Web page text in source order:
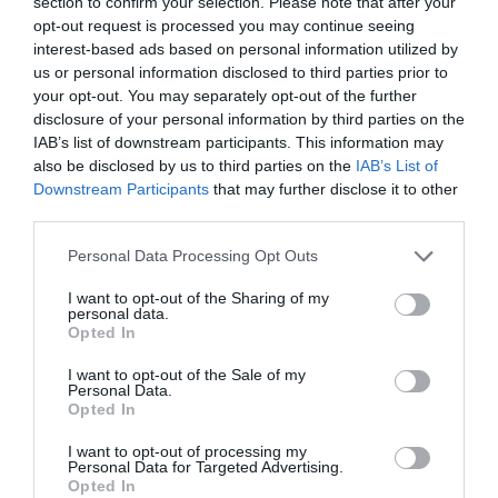
opt-out request is processed you may continue seeing
interest-based ads based on personal information utilized by
us or personal information disclosed to third parties prior to
your opt-out. You may separately opt-out of the further
disclosure of your personal information by third parties on the
IAB’s list of downstream participants. This information may
also be disclosed by us to third parties on the IAB’s List of
Downstream Participants that may further disclose it to other
Please note that this website/app uses one or more Google
not limited to your visit or usage behaviour. You may click to
grant or deny consent to Google and its third-party tags to
use your data for below specified purposes in below Google
consent section.
Personal Data Processing Opt Outs
I want to opt-out of the Sharing of my
personal data.
Opted In
I want to opt-out of the Sale of my
Personal Data.
Opted In
I want to opt-out of processing my
Personal Data for Targeted Advertising.
Opted In
παγκοσμίως.Τυχαίνει να είναι και ο μόνος καθηγητής
Πανεπιστημίου με αντικείμενο την Υδρογεωλογία στην
Αθήνα. Επίσης πριν από περίπου 3 χρόνια
πληροφορήθηκα ότι εποπτεύει διδακτορική διατριβή για
την ποιότητα των νερών στην Άνδρο. Αυτά με οδήγησαν,
όπως από τότε εξήγησα, πριν 1,5 χρόνο στο Δ.Σ. της ΕΑΕ
να τον προτείνω ως ομιλητή για το θέμα στην Άνδρο!Αν
κάποιοι διακρίνουν σκοπιμότητες, κυριολεκτικά είναι
δικό τους πρόβλημα! Δεν μετανιώνω και αν πάλι με
καλούσαν να βοηθήσω σε μια σχετική εκδήλωση στην
Άνδρο για την Υδρογεωλογία του Νησιού πάλι τους
κατάλληλους!
είναι καίριας σημασίας για την Άνδρο. Αυτό με